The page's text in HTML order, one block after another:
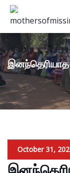
இனந்தெரியாத
October 31,